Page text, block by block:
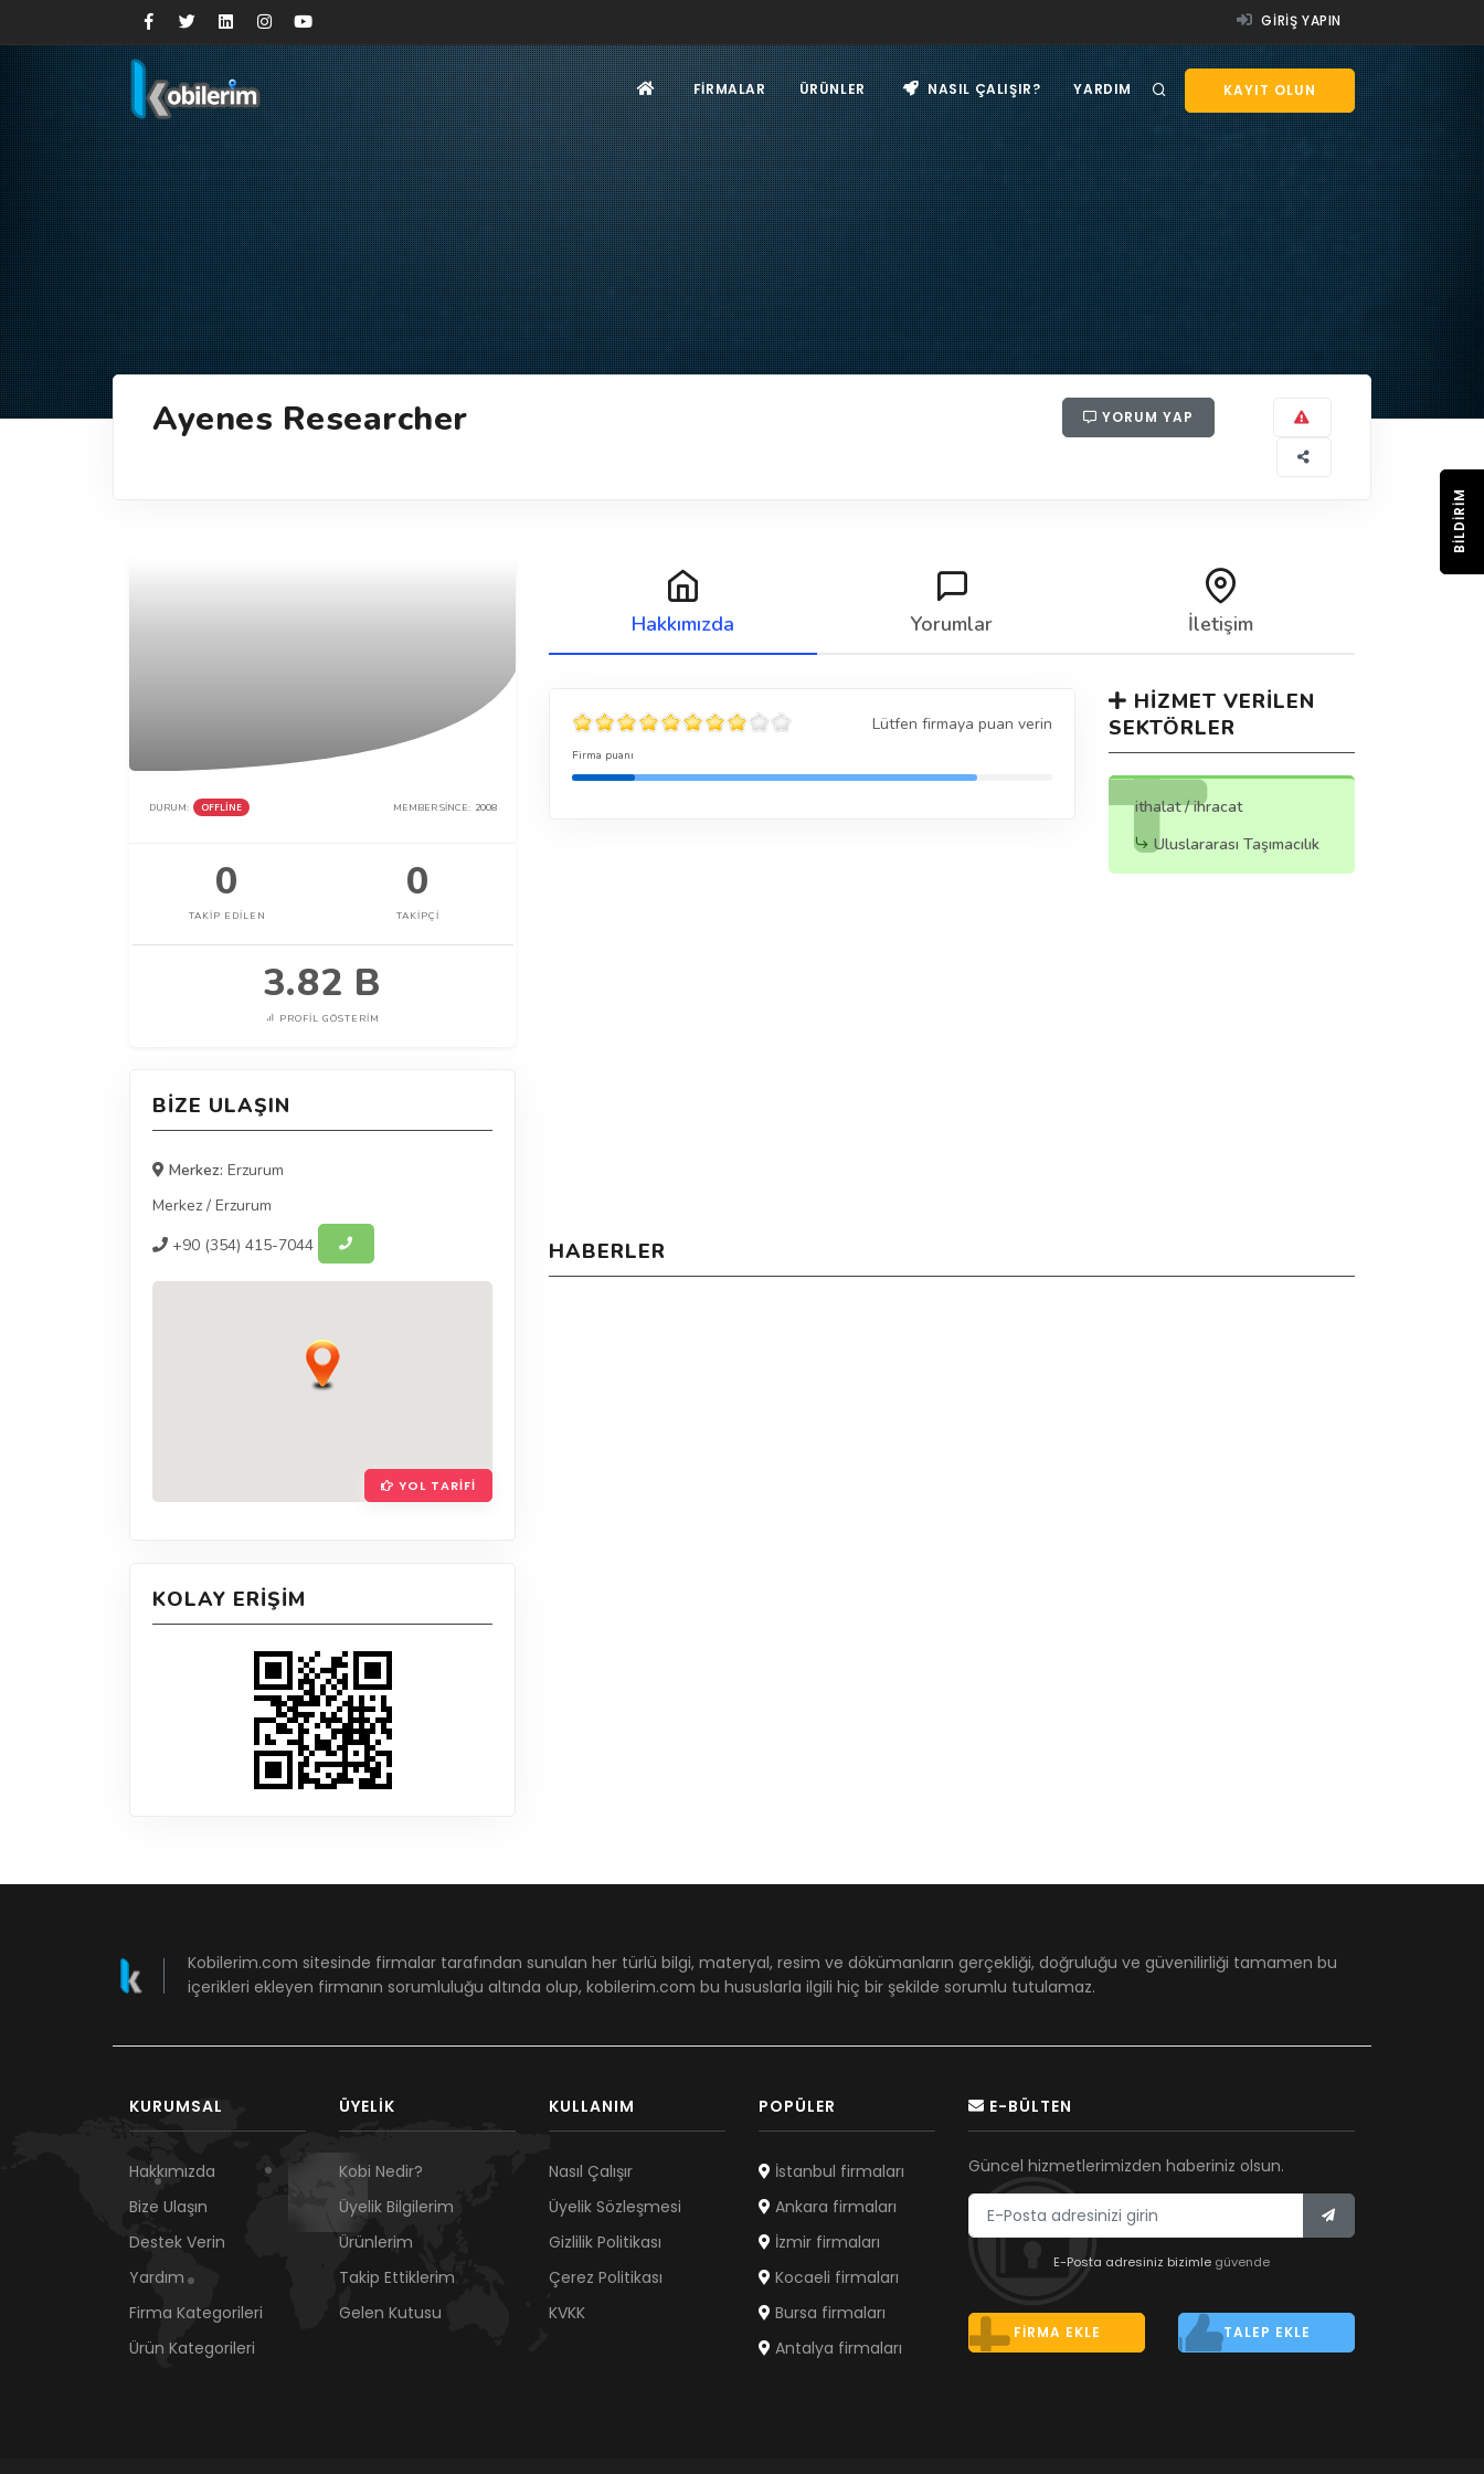
GIRIŞ YAPIN
KAYIT OLUN
FIRMALAR ÜRÜNLER NASIL ÇALIŞIR? YARDIM
Ayenes Researcher YORUM YAP
DURUM: OFFLINE MEMBER SINCE: 2008
0
TAKIP EDILEN
0
TAKIPÇI
3.82 B
PROFIL GÖSTERIM
BIZE ULAŞIN
Merkez: Erzurum
Merkez / Erzurum
+90 (354) 415-7044
YOL TARIFI
KOLAY ERIŞIM
Hakkımızda Yorumlar İletişim
Lütfen firmaya puan verin
Firma puanı
HIZMET VERILEN
SEKTÖRLER
ithalat / ihracat
Uluslararası Taşımacılık
HABERLER
Kobilerim.com sitesinde firmalar tarafından sunulan her türlü bilgi, materyal, resim ve dökümanların gerçekliği, doğruluğu ve güvenilirliği tamamen bu
içerikleri ekleyen firmanın sorumluluğu altında olup, kobilerim.com bu hususlarla ilgili hiç bir şekilde sorumlu tutulamaz.
KURUMSAL
Hakkımızda
Bize Ulaşın
Destek Verin
Yardım
Firma Kategorileri
Ürün Kategorileri
ÜYELIK
Kobi Nedir?
Üyelik Bilgilerim
Ürünlerim
Takip Ettiklerim
Gelen Kutusu
KULLANIM
Nasıl Çalışır
Üyelik Sözleşmesi
Gizlilik Politikası
Çerez Politikası
KVKK
POPÜLER
İstanbul firmaları
Ankara firmaları
İzmir firmaları
Kocaeli firmaları
Bursa firmaları
Antalya firmaları
E-BÜLTEN
Güncel hizmetlerimizden haberiniz olsun.
E-Posta adresiniz bizimle güvende
FIRMA EKLE TALEP EKLE
BILDIRIM